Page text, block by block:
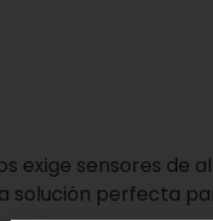
exige sensores
solución perfecta